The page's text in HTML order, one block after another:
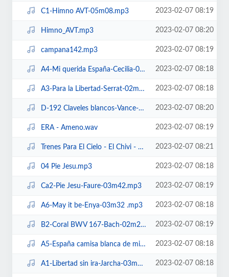
C1-Himno AVT-05m08.mp3 2023-02-07 08:19
Himno_AVT.mp3 2023-02-07 08:20
campana142.mp3 2023-02-07 08:19
A4-Mi querida España-Cecilia-02m41.mp3 2023-02-07 08:18
A3-Para la Libertad-Serrat-02m53.mp3 2023-02-07 08:18
D-192 Claveles blancos-Vance-04m44.mp3 2023-02-07 08:20
ERA - Ameno.wav 2023-02-07 08:19
Trenes Para El Cielo - El Chivi - 2004 - Dedicada A Las Victimas De Los Atent... 2023-02-07 08:21
04 Pie Jesu.mp3 2023-02-07 08:18
Ca2-Pie Jesu-Faure-03m42.mp3 2023-02-07 08:19
A6-May it be-Enya-03m32 .mp3 2023-02-07 08:18
B2-Coral BWV 167-Bach-02m26.mp3 2023-02-07 08:19
A5-España camisa blanca de mi esperanza-Victor y Ana-03m44.mp3 2023-02-07 08:18
A1-Libertad sin ira-Jarcha-03m46.mp3 2023-02-07 08:18